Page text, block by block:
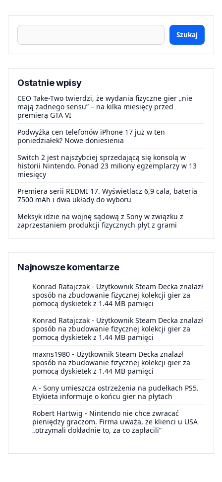
Szukaj
Ostatnie wpisy
CEO Take-Two twierdzi, że wydania fizyczne gier „nie
mają żadnego sensu” – na kilka miesięcy przed
premierą GTA VI
Podwyżka cen telefonów iPhone 17 już w ten
poniedziałek? Nowe doniesienia
Switch 2 jest najszybciej sprzedającą się konsolą w
historii Nintendo. Ponad 23 miliony egzemplarzy w 13
miesięcy
Premiera serii REDMI 17. Wyświetlacz 6,9 cala, bateria
7500 mAh i dwa układy do wyboru
Meksyk idzie na wojnę sądową z Sony w związku z
zaprzestaniem produkcji fizycznych płyt z grami
Najnowsze komentarze
Konrad Ratajczak - Użytkownik Steam Decka znalazł
sposób na zbudowanie fizycznej kolekcji gier za
pomocą dyskietek z 1.44 MB pamięci
Konrad Ratajczak - Użytkownik Steam Decka znalazł
sposób na zbudowanie fizycznej kolekcji gier za
pomocą dyskietek z 1.44 MB pamięci
maxns1980 - Użytkownik Steam Decka znalazł
sposób na zbudowanie fizycznej kolekcji gier za
pomocą dyskietek z 1.44 MB pamięci
A - Sony umieszcza ostrzeżenia na pudełkach PS5.
Etykieta informuje o końcu gier na płytach
Robert Hartwig - Nintendo nie chce zwracać
pieniędzy graczom. Firma uważa, że klienci u USA
„otrzymali dokładnie to, za co zapłacili”